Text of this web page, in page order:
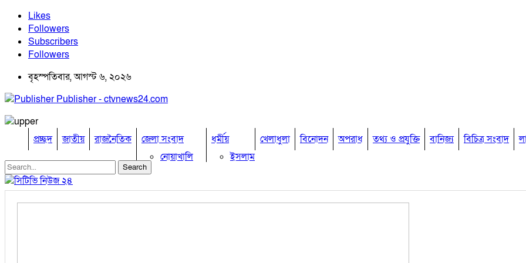
Likes
Followers
Subscribers
Followers
বৃহস্পতিবার, আগস্ট ৬, ২০২৬
Publisher - ctvnews24.com
প্রচ্ছদ জাতীয় রাজনৈতিক
জেলা সংবাদ
নোয়াখালি
ধর্মীয়
ইসলাম
খেলাধুলা বিনোদন অপরাধ তথ্য ও প্রযুক্তি বানিজ্য বিচিত্র সংবাদ